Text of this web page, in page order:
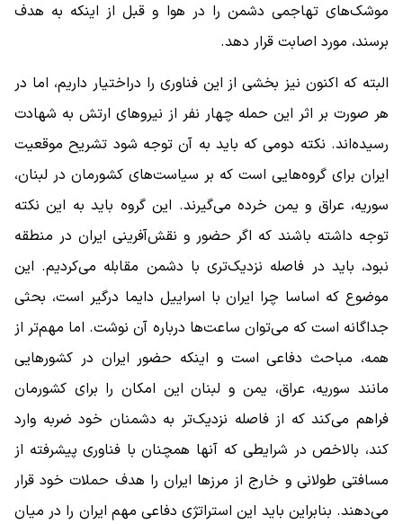
موشک‌های تهاجمی دشمن را در هوا و قبل از اینکه به هدف
برسند، مورد اصابت قرار دهد.
البته که اکنون نیز بخشی از این فناوری را دراختیار داریم، اما در
هر صورت بر اثر این حمله چهار نفر از نیروهای ارتش به شهادت
رسیده‌اند. نکته دومی که باید به آن توجه شود تشریح موقعیت
ایران برای گروه‌هایی است که بر سیاست‌های کشورمان در لبنان،
سوریه، عراق و یمن خرده می‌گیرند. این گروه باید به این نکته
توجه داشته باشند که اگر حضور و نقش‌آفرینی ایران در منطقه
نبود، باید در فاصله نزدیک‌تری با دشمن مقابله می‌کردیم. این
موضوع که اساسا چرا ایران با اسراییل دایما درگیر است، بحثی
جداگانه است که می‌توان ساعت‌ها درباره آن نوشت. اما مهم‌تر از
همه، مباحث دفاعی است و اینکه حضور ایران در کشورهایی
مانند سوریه، عراق، یمن و لبنان این امکان را برای کشورمان
فراهم می‌کند که از فاصله نزدیک‌‌تر به دشمنان خود ضربه وارد
کند، بالاخص در شرایطی که آنها همچنان با فناوری پیشرفته از
مسافتی طولانی و خارج از مرزها ایران را هدف حملات خود قرار
می‌دهند. بنابراین باید این استراتژی دفاعی مهم ایران را در میان